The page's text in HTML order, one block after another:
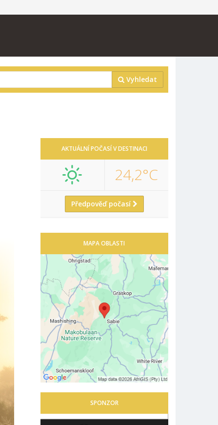
Vyhledat
AKTUÁLNÍ POČASÍ V DESTINACI
24,2°C
Předpověď počasí
MAPA OBLASTI
SPONZOR